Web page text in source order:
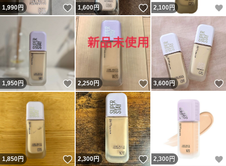
1,990円 いいね！
1,600円 いいね！
2,100 円
1,950円 いいね！
2,250円 いいね！
3,600円
1,850円 いいね！
2,300円 いいね！
2,300 円